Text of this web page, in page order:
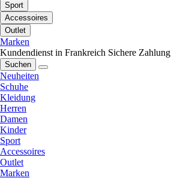
Sport
Accessoires
Outlet
Marken
Kundendienst in Frankreich Sichere Zahlung
Suchen
Neuheiten
Schuhe
Kleidung
Herren
Damen
Kinder
Sport
Accessoires
Outlet
Marken